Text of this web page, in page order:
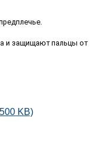
и защищают пальцы от
KB)